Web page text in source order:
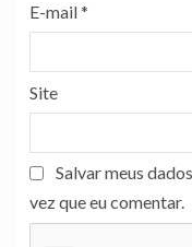
E-mail*
Site
Salvar meus
vez que eu comentar.